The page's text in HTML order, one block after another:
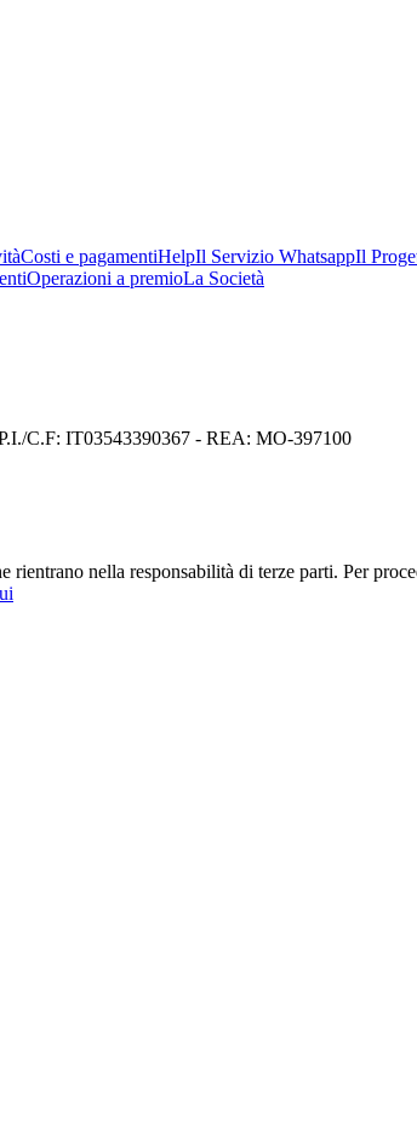
Costi e pagamentiHelpIl Servizio WhatsappIl
Operazioni a premioLa Società
C.F: IT03543390367 - REA: MO-397100
nella responsabilità di terze parti. Per